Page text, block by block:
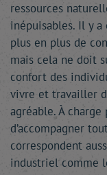
ressources
inépuisables. Il y
plus en plus de
mais cela ne doit
confort des
vivre et travailler
agréable. À charge
d’accompagner
correspondent
industriel comme